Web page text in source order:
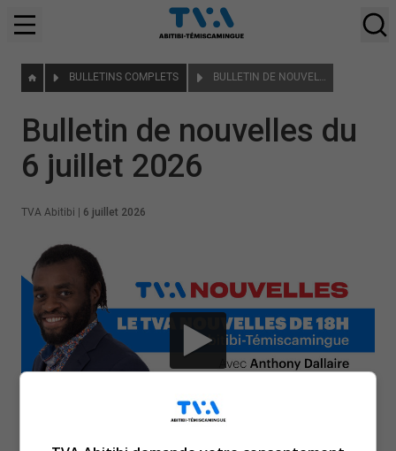
BULLETINS COMPLETS BULLETIN DE NOUVELLES DU 6 JUILLET 2026
Bulletin de nouvelles du
6 juillet 2026
TVA Abitibi 6 juillet 2026